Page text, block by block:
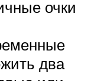
очки
два